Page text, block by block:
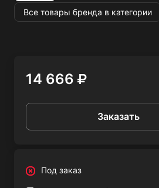
Преимущества:
- Удобное управление с помощью
- Высокая производительность и
любой сложности;
позволит вам выполнять
Все товары бренда в категории
14 666
Заказать
Под заказ